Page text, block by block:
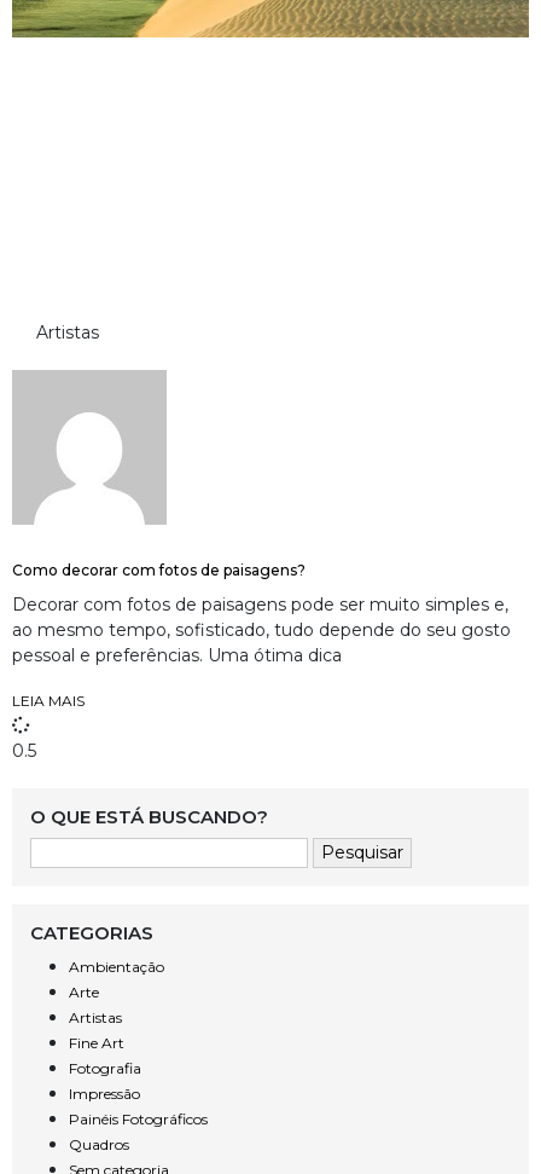
Artistas
Como decorar com fotos de paisagens?
Decorar com fotos de paisagens pode ser muito simples e,
ao mesmo tempo, sofisticado, tudo depende do seu gosto
pessoal e preferências. Uma ótima dica
LEIA MAIS
O QUE ESTÁ BUSCANDO?
CATEGORIAS
Ambientação
Arte
Artistas
Fine Art
Fotografia
Impressão
Painéis Fotográficos
Quadros
Sem categoria